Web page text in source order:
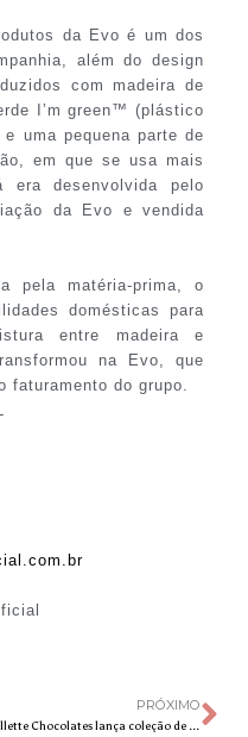
da Evo é um dos
além do design
com madeira de
I’m green™ (plástico
uma pequena parte de
em que se usa mais
era desenvolvida pelo
da Evo e vendida
pela matéria-prima, o
domésticas para
entre madeira e
na Evo, que
faturamento do grupo.
PRÓXIMO
Gallette Chocolates lança coleção de Natal que valoriza sabores clássicos da temporada